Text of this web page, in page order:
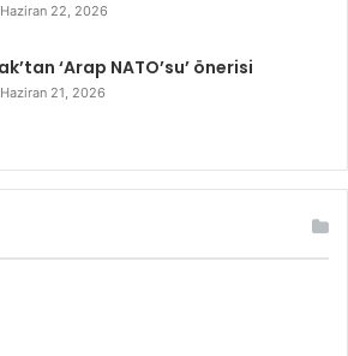
Haziran 22, 2026
‘Arap NATO’su’ önerisi
Haziran 21, 2026